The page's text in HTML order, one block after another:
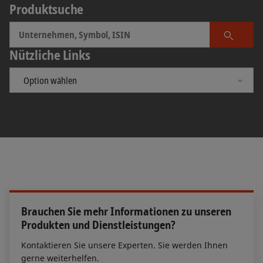
Unternehmens erwerben wollen. Der Emittent
muss den Prospekt spätestens sechs Arbeitstage
vor Ende des Bookbuilding-Zeitraums
veröffentlichen.
Schweiz. DerSPI
SPI zu qualifizieren, muss der Anteil der frei
handelbaren Aktien eines Titels mindestens 20%
Produktsuche
Produkt
Nützliche Links
Brauchen Sie mehr Informationen zu unseren
Produkten und Dienstleistungen?
Kontaktieren Sie unsere Experten. Sie werden Ihnen
gerne weiterhelfen.